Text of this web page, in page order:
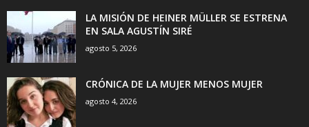
LA MISIÓN DE HEINER MÜLLER SE ESTRENA
EN SALA AGUSTÍN SIRÉ
agosto 5, 2026
CRÓNICA DE LA MUJER MENOS MUJER
agosto 4, 2026